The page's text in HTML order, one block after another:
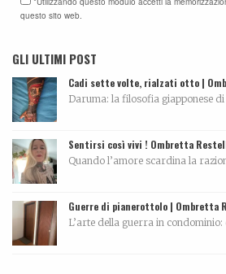
questo sito web.
GLI ULTIMI POST
Cadi sette volte, rialzati otto |
Daruma: la filosofia giapponese
Sentirsi così vivi ! Ombretta
Quando l’amore scardina la
Guerre di pianerottolo | Ombretta
L’arte della guerra in condominio: